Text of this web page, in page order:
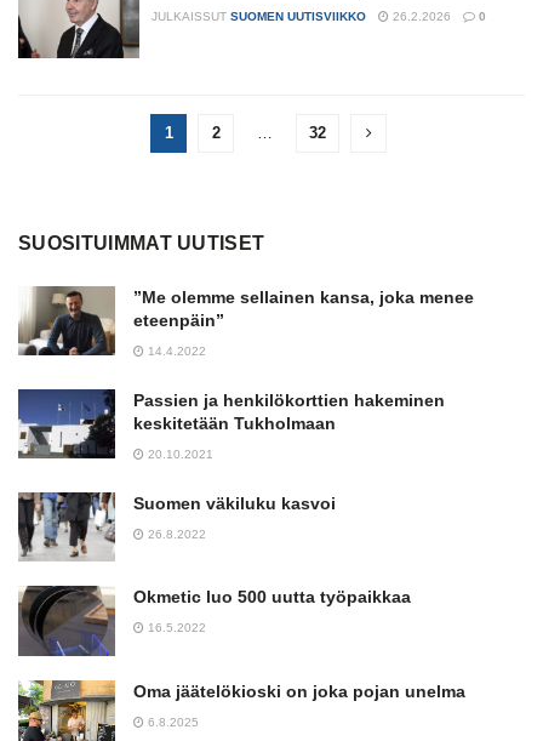
JULKAISSUT SUOMEN UUTISVIIKKO 26.2.2026 0
1 2 … 32
SUOSITUIMMAT UUTISET
”Me olemme sellainen kansa, joka menee
eteenpäin”
14.4.2022
Passien ja henkilökorttien hakeminen
keskitetään Tukholmaan
20.10.2021
Suomen väkiluku kasvoi
26.8.2022
Okmetic luo 500 uutta työpaikkaa
16.5.2022
Oma jäätelökioski on joka pojan unelma
6.8.2025